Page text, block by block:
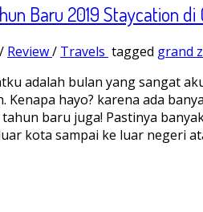
Baru 2019 Staycation di
/ Review/ Travels tagged grand
adalah bulan yang sangat
Kenapa hayo? karena ada
baru juga! Pastinya
kota sampai ke luar negeri